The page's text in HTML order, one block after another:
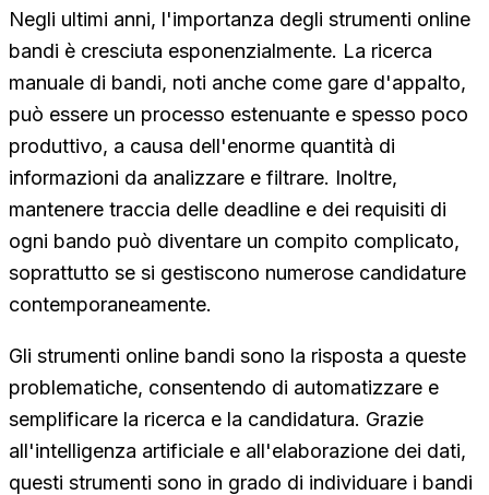
Negli ultimi anni, l'importanza degli strumenti online
bandi è cresciuta esponenzialmente. La ricerca
manuale di bandi, noti anche come gare d'appalto,
può essere un processo estenuante e spesso poco
produttivo, a causa dell'enorme quantità di
informazioni da analizzare e filtrare. Inoltre,
mantenere traccia delle deadline e dei requisiti di
ogni bando può diventare un compito complicato,
soprattutto se si gestiscono numerose candidature
contemporaneamente.
Gli strumenti online bandi sono la risposta a queste
problematiche, consentendo di automatizzare e
semplificare la ricerca e la candidatura. Grazie
all'intelligenza artificiale e all'elaborazione dei dati,
questi strumenti sono in grado di individuare i bandi